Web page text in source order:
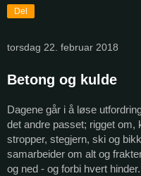
Del
torsdag 22. februar 2018
Betong og kulde
Dagene går i å løse
det andre passet; rigget om,
stropper, stegjern, ski og
samarbeider om alt og
og ned - og forbi hvert